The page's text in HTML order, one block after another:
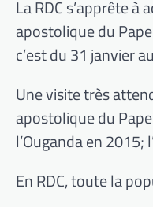
La RDC s’apprête
apostolique du
c’est du 31 janvier
Une visite très
apostolique du
l’Ouganda en
En RDC, toute la